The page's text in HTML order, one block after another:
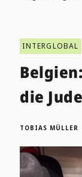
INTERGLOBAL
die
TOBIAS MÜLLER